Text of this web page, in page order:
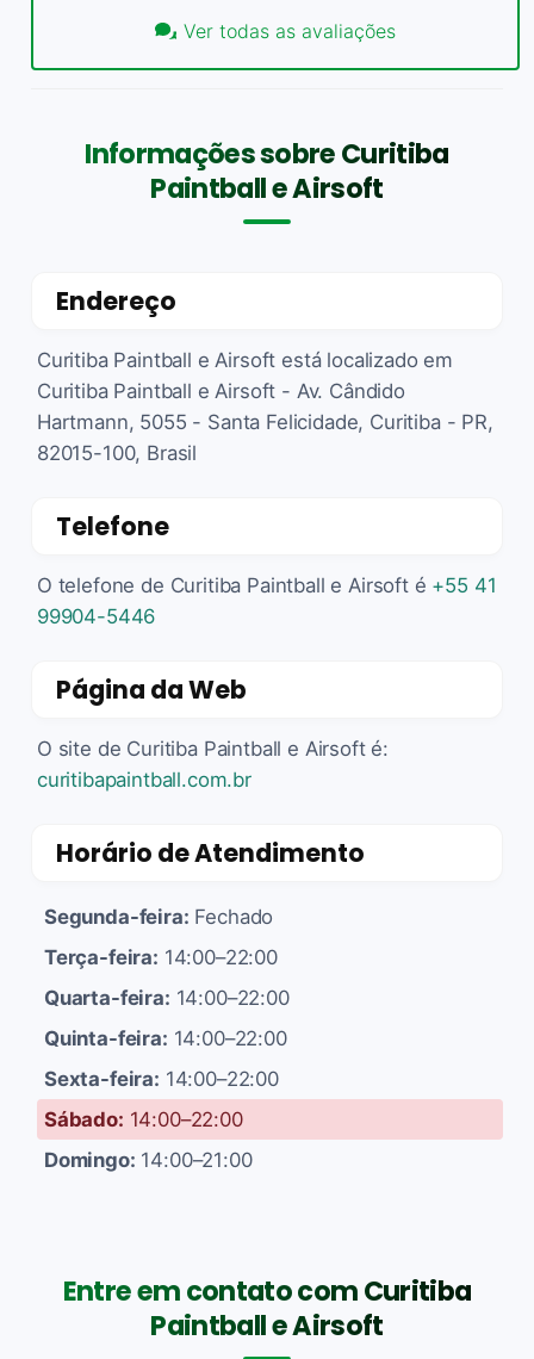
Ver todas as avaliações
Informações sobre Curitiba
Paintball e Airsoft
Endereço
Curitiba Paintball e Airsoft está localizado em
Curitiba Paintball e Airsoft - Av. Cândido
Hartmann, 5055 - Santa Felicidade, Curitiba - PR,
82015-100, Brasil
Telefone
O telefone de Curitiba Paintball e Airsoft é +55 41
99904-5446
Página da Web
O site de Curitiba Paintball e Airsoft é:
curitibapaintball.com.br
Horário de Atendimento
Segunda-feira: Fechado
Terça-feira: 14:00–22:00
Quarta-feira: 14:00–22:00
Quinta-feira: 14:00–22:00
Sexta-feira: 14:00–22:00
Sábado: 14:00–22:00
Domingo: 14:00–21:00
Entre em contato com Curitiba
Paintball e Airsoft